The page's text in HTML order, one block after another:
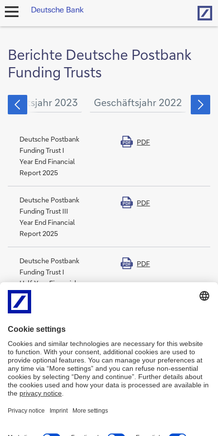
Navigation
Berichte Deutsche Postbank
Funding Trusts
2023 Geschäftsjahr 2022
Deutsche Postbank
Funding Trust I
Year End Financial
Report 2025
PDF PDF
Deutsche Postbank
Funding Trust III
Year End Financial
Report 2025
PDF PDF
Deutsche Postbank
Funding Trust I
Half-Year Financial
Report 2025
PDF PDF
Funding Trust III
Half-Year Financial
Report 2025
Rechtliche Hinweise Datenschutz